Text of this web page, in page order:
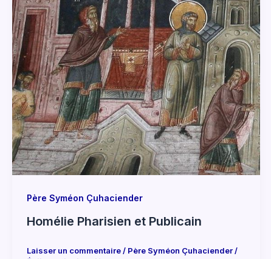
Père Syméon Çuhaciender
Homélie Pharisien et Publicain
Laisser un commentaire/ Père Syméon Çuhaciender/